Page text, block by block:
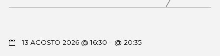
13 AGOSTO 2026 @ 16:30 – @ 20:35